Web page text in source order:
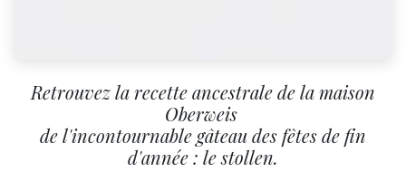
Retrouvez la recette ancestrale de la maison
Oberweis
de l'incontournable gâteau des fêtes de fin
d'année : le stollen.